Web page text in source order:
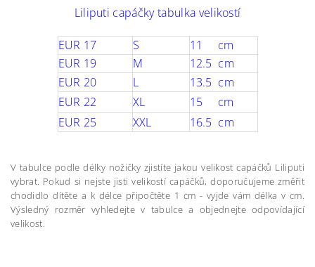
Liliputi capáčky tabulka velikostí
EUR 17 S
11 cm
EUR 19
M
12.5 cm
EUR 20
L
13.5 cm
EUR 22
XL
15 cm
EUR 25
XXL 16.5 cm
V tabulce podle délky nožičky zjistíte jakou velikost capáčků Liliputi
vybrat. Pokud si nejste jisti velikostí capáčků, doporučujeme změřit
chodidlo dítěte a k délce připočtěte 1 cm - vyjde vám délka v cm.
Výsledný rozměr vyhledejte v tabulce a objednejte odpovídající
velikost.